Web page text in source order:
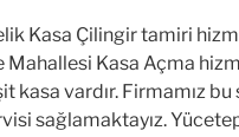
Kasa Çilingir tamiri
Kasa Açma
kasa vardır. Firmamız
sağlamaktayız.